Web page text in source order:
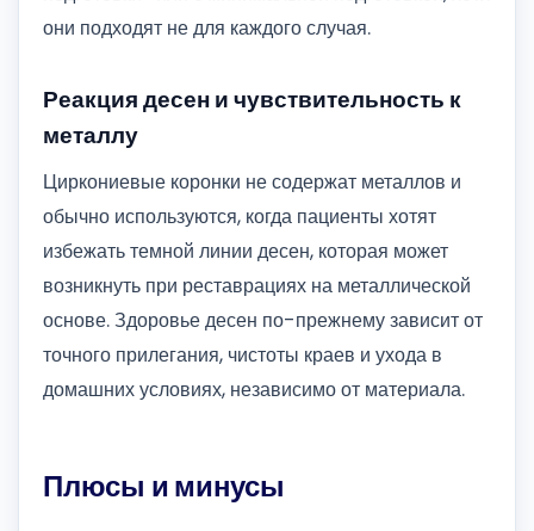
они подходят не для каждого случая.
Реакция десен и чувствительность к
металлу
Циркониевые коронки не содержат металлов и
обычно используются, когда пациенты хотят
избежать темной линии десен, которая может
возникнуть при реставрациях на металлической
основе. Здоровье десен по-прежнему зависит от
точного прилегания, чистоты краев и ухода в
домашних условиях, независимо от материала.
Плюсы и минусы